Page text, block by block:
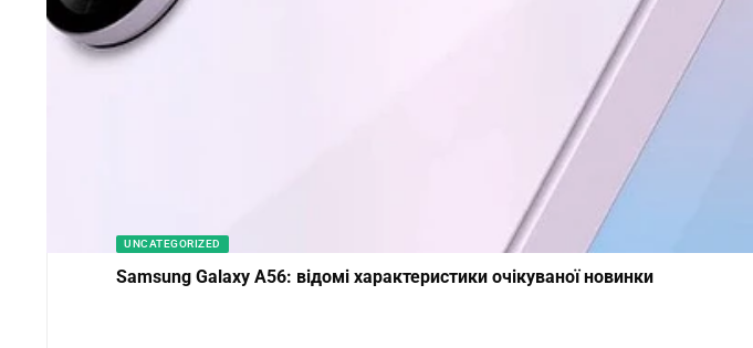
UNCATEGORIZED
Samsung Galaxy A56: відомі характеристики очікуваної новинки